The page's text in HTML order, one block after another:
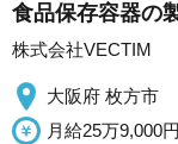
食品保存容器の
株式会社VECTIM
大阪府 枚方市
月給25万9,000